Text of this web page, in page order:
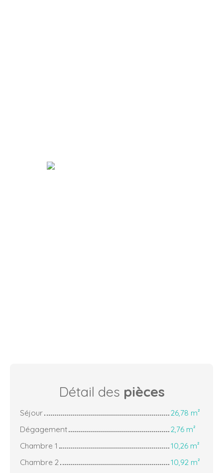
Détail des pièces
Séjour
26,78 m²
Dégagement
2,76 m²
Chambre 1
10,26 m²
Chambre 2
10,92 m²